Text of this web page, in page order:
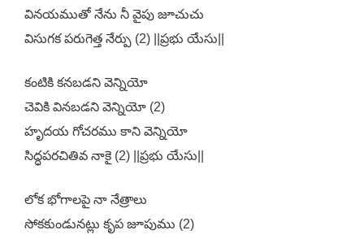
వినయముతో నేను నీ వైపు జూచుచు
విసుగక పరుగెత్త నేర్పు (2) ||ప్రభు యేసు||
కంటికి కనబడని వెన్నియో
చెవికి వినబడని వెన్నియో (2)
హృదయ గోచరము కాని వెన్నియో
సిద్ధపరచితివ నాకై (2) ||ప్రభు యేసు||
లోక భోగాలపై నా నేత్రాలు
సోకకుండునట్లు కృప జూపుము (2)